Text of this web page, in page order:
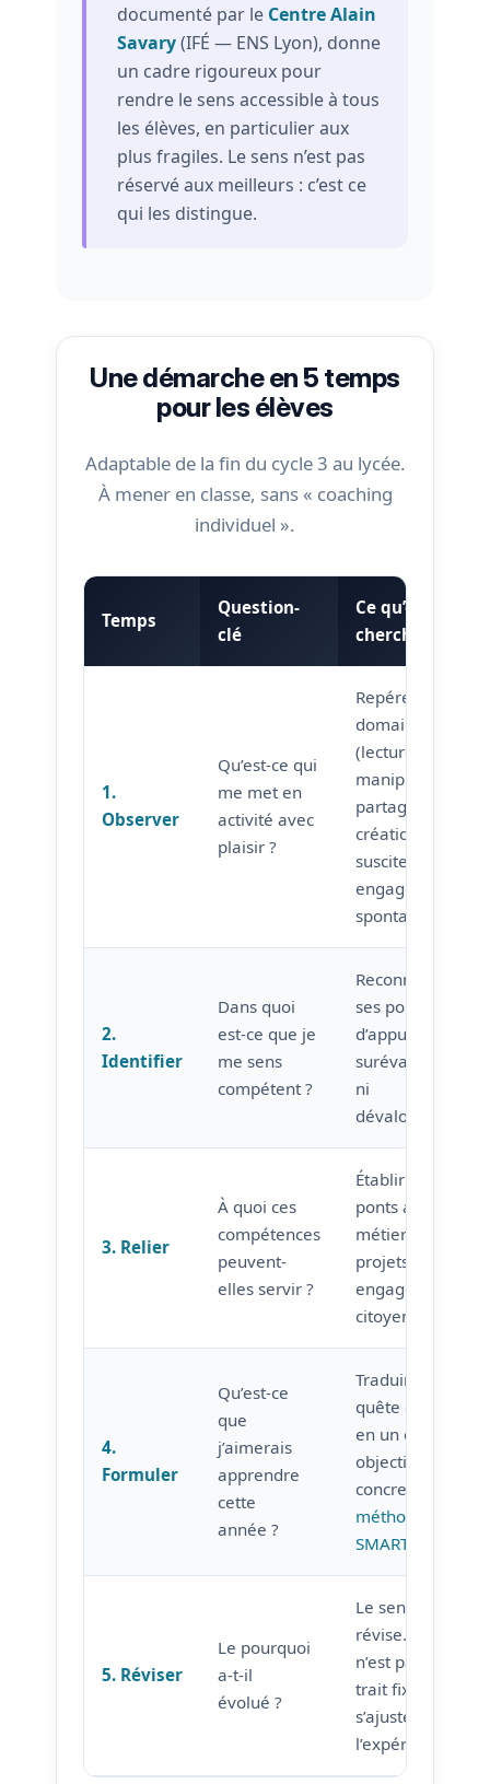
documenté par le Centre Alain
Savary(IFÉ — ENS Lyon), donne
un cadre rigoureux pour
rendre le sens accessible à tous
les élèves, en particulier aux
plus fragiles. Le sens n’est pas
réservé aux meilleurs : c’est ce
qui les distingue.
Une démarche en 5 temps
pour les élèves
Adaptable de la fin du cycle 3 au lycée.
À mener en classe, sans « coaching
individuel ».
Temps
Question-
clé
Ce qu’on
cherche
1.
Observer
Qu’est-ce qui
me met en
activité avec
plaisir ?
Repérer les
domaines
(lecture,
manipulation,
partage,
création…) qui
suscitent un
engagement
spontané.
2.
Identifier
Dans quoi
est-ce que je
me sens
compétent ?
Reconnaître
ses points
d’appui sans
surévaluation
ni
dévalorisation.
3. Relier
À quoi ces
compétences
peuvent-
elles servir ?
Établir des
ponts avec des
métiers, des
projets, des
engagements
citoyens.
4.
Formuler
Qu’est-ce
que
j’aimerais
apprendre
cette
année ?
Traduire la
quête de sens
en un ou deux
objectifs
concrets (cf.
méthode
SMARTEF
5. Réviser
Le pourquoi
a-t-il
évolué ?
Le sens se
révise. Ce
n’est pas un
trait fixe : il
s’ajuste avec
l’expérience.